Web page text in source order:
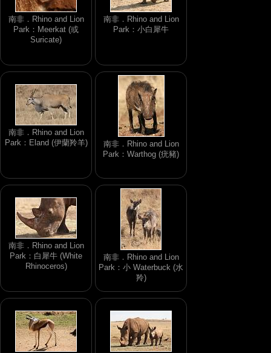
南非．Rhino and Lion
Park：Meerkat (或
Suricate)
南非．Rhino and Lion
Park：小白犀牛
南非．Rhino and Lion
Park：Eland (伊蘭羚羊)
南非．Rhino and Lion
Park：Warthog (疣豬)
南非．Rhino and Lion
Park：白犀牛 (White
Rhinoceros)
南非．Rhino and Lion
Park：小 Waterbuck (水
羚)